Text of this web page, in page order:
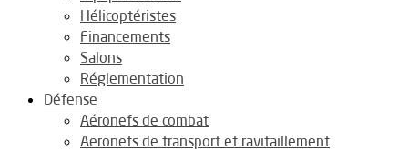
Hélicoptéristes
Financements
Salons
Réglementation
Défense
Aéronefs de combat
Aeronefs de transport et ravitaillement